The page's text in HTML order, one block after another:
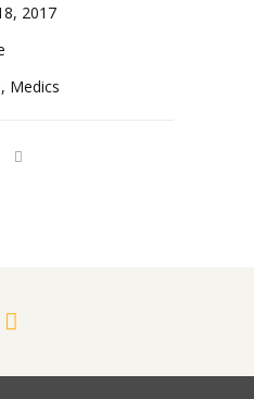
2017
Medics